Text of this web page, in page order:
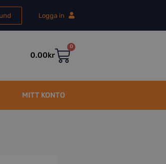
Logga in
0.00kr
0
MITT KONTO